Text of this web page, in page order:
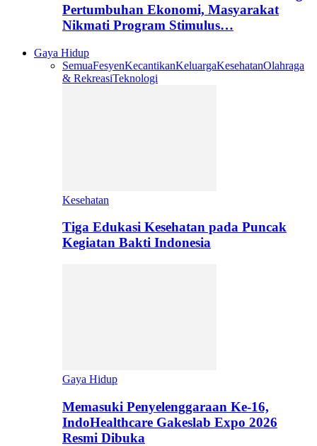
Pertumbuhan Ekonomi, Masyarakat
Nikmati Program Stimulus…
Gaya Hidup
SemuaFesyenKecantikanKeluargaKesehatanOlahraga
& RekreasiTeknologi
Kesehatan
Tiga Edukasi Kesehatan pada Puncak
Kegiatan Bakti Indonesia
Gaya Hidup
Memasuki Penyelenggaraan Ke-16,
IndoHealthcare Gakeslab Expo 2026
Resmi Dibuka